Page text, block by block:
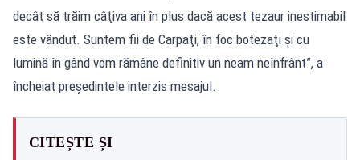
decât să trăim câţiva ani în plus dacă acest tezaur inestimabil
este vândut. Suntem fii de Carpaţi, în foc botezaţi şi cu
lumină în gând vom rămâne definitiv un neam neînfrânt”, a
încheiat președintele interzis mesajul.
CITEȘTE ȘI